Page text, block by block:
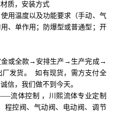
质，安装方式
用温度以及功能要求（手动、气
、单作用；防爆型或普通型；开
或全款→安排生产→生产完成→
发货。 如有现货，需方支付全
信，我们做不到今天。
流体控制 ，川熙流体专业定制
程控阀、气动阀、电动阀、调节